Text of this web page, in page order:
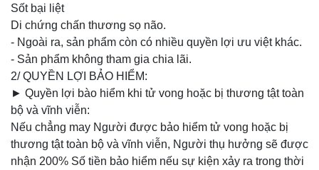
Sốt bại liệt
Di chứng chấn thương sọ não.
- Ngoài ra, sản phẩm còn có nhiều quyền lợi ưu việt khác.
- Sản phẩm không tham gia chia lãi.
2/ QUYỀN LỢI BẢO HIỂM:
► Quyền lợi bào hiểm khi tử vong hoặc bị thương tật toàn
bộ và vĩnh viễn:
Nếu chẳng may Người được bảo hiểm tử vong hoặc bị
thương tật toàn bộ và vĩnh viễn, Người thụ hưởng sẽ được
nhận 200% Số tiền bảo hiểm nếu sự kiện xảy ra trong thời